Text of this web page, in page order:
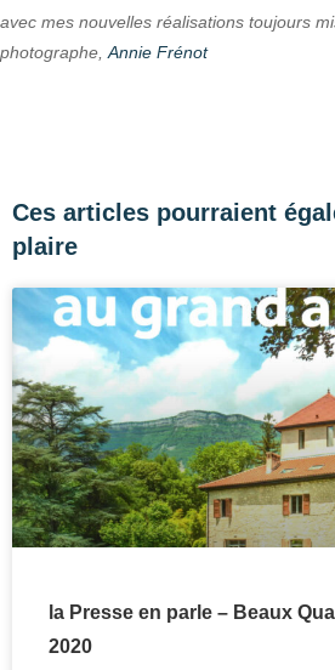
avec mes nouvelles réalisations toujours
photographe, Annie Frénot
Ces articles pourraient
plaire
la Presse en parle – Beaux
2020